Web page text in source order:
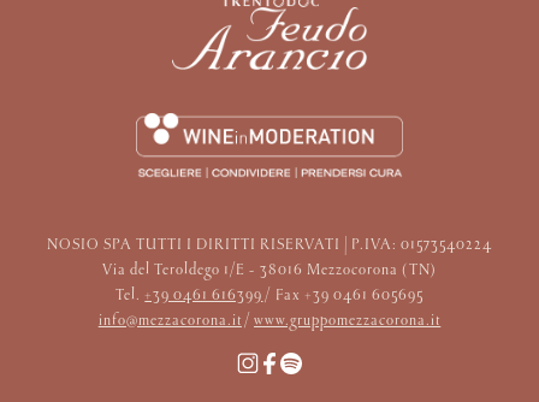
NOSIO SPA TUTTI I DIRITTI RISERVATI | P.IVA: 01573540224
Via del Teroldego 1/E - 38016 Mezzocorona (TN)
Tel. +39 0461 616399/ Fax +39 0461 605695
info@mezzacorona.it/ www.gruppomezzacorona.it